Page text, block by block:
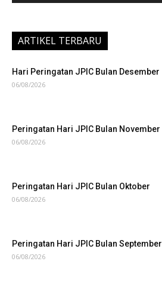
ARTIKEL TERBARU
Hari Peringatan JPIC Bulan Desember
06/08/2026
Peringatan Hari JPIC Bulan November
06/08/2026
Peringatan Hari JPIC Bulan Oktober
06/08/2026
Peringatan Hari JPIC Bulan September
06/08/2026